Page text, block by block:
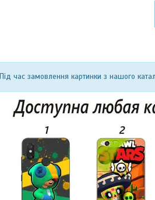
Під час замовлення картинки з нашого